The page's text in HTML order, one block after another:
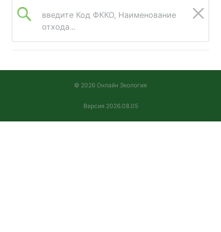
введите Код ФККО, Наименование
отхода...
© 2026 Онлайн Экология
Версия 2026.08.05